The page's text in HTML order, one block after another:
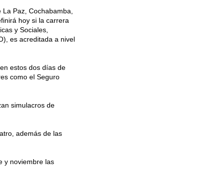
Paz, Cochabamba,
hoy si la carrera
y Sociales,
es acreditada a nivel
estos dos días de
como el Seguro
simulacros de
además de las
y noviembre las